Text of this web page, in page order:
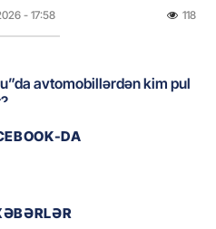
- 17:58 118
avtomobillərdən kim pul
REPORTAJ
DA